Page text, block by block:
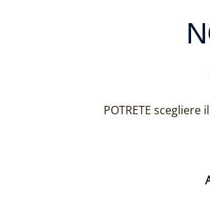
POTRETE scegliere